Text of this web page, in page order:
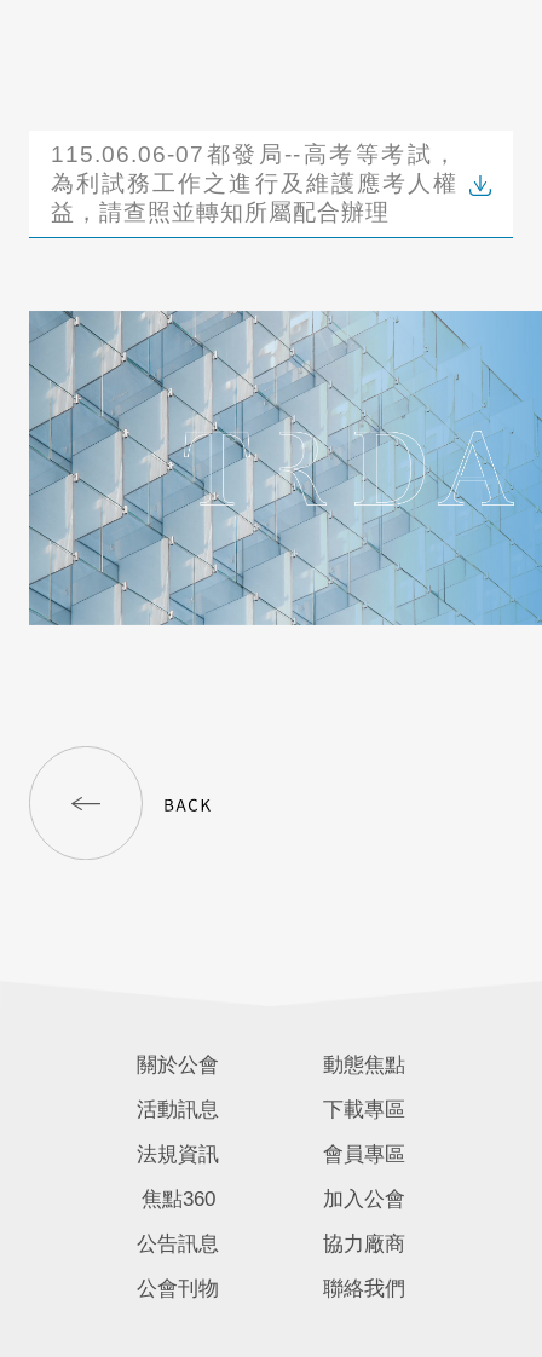
115.06.06-07都發局--高考等考試，
為利試務工作之進行及維護應考人權
益，請查照並轉知所屬配合辦理
關於公會
活動訊息
法規資訊
焦點360
公告訊息
公會刊物
動態焦點
下載專區
會員專區
加入公會
協力廠商
聯絡我們